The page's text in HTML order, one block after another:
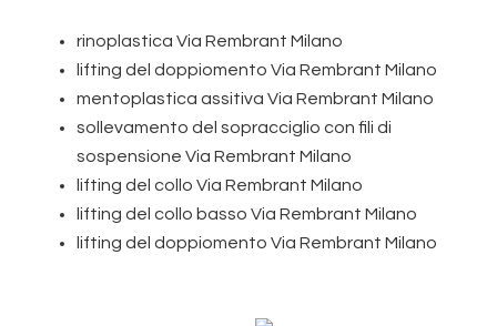
rinoplastica Via Rembrant Milano
lifting del doppiomento Via Rembrant Milano
mentoplastica assitiva Via Rembrant Milano
sollevamento del sopracciglio con fili di
sospensione Via Rembrant Milano
lifting del collo Via Rembrant Milano
lifting del collo basso Via Rembrant Milano
lifting del doppiomento Via Rembrant Milano